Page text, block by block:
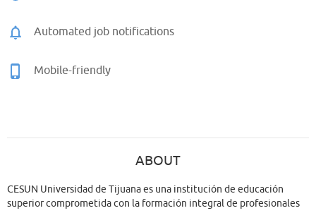
Automated job notifications
Mobile-friendly
ABOUT
CESUN Universidad de Tijuana es una institución de educación
superior comprometida con la formación integral de profesionales